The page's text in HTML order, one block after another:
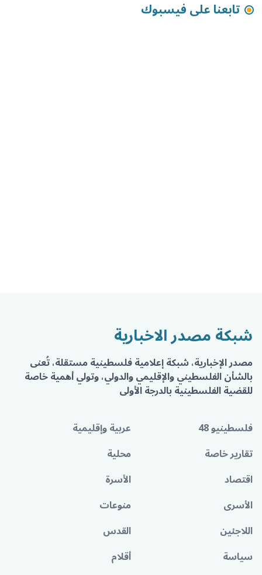
تابعنا على فيسبوك
شبكة مصدر الاخبارية
مصدر الإخبارية، شبكة إعلامية فلسطينية مستقلة، تُعنى
بالشأن الفلسطيني والإقليمي والدولي، وتولي أهمية خاصة
للقضية الفلسطينية بالدرجة الأولى
فلسطينيو 48
عربية وإقليمية
تقارير خاصة
محلية
اقتصاد
الأسرة
الأسرى
منوعات
اللاجئين
القدس
سياسة
أقلام